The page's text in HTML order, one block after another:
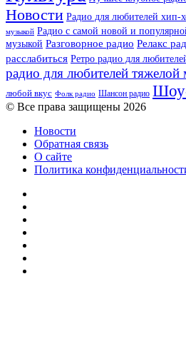
Новости Радио для любителей хип-
музыкой Радио с самой новой и
музыкой Разговорное радио Релакс
расслабиться Ретро радио для
радио для любителей тяжелой
любой вкус Фолк радио Шансон радио
© Все права защищены 2026
Новости
Обратная связь
О сайте
Политика